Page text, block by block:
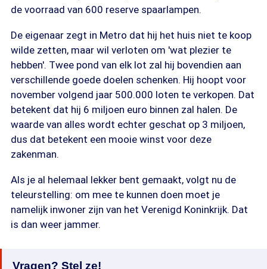
de voorraad van 600 reserve spaarlampen.
De eigenaar zegt in Metro dat hij het huis niet te koop
wilde zetten, maar wil verloten om 'wat plezier te
hebben'. Twee pond van elk lot zal hij bovendien aan
verschillende goede doelen schenken. Hij hoopt voor
november volgend jaar 500.000 loten te verkopen. Dat
betekent dat hij 6 miljoen euro binnen zal halen. De
waarde van alles wordt echter geschat op 3 miljoen,
dus dat betekent een mooie winst voor deze
zakenman.
Als je al helemaal lekker bent gemaakt, volgt nu de
teleurstelling: om mee te kunnen doen moet je
namelijk inwoner zijn van het Verenigd Koninkrijk. Dat
is dan weer jammer.
Vragen? Stel ze!